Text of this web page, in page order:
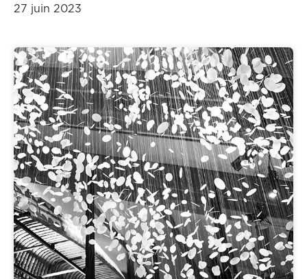
27 juin 2023